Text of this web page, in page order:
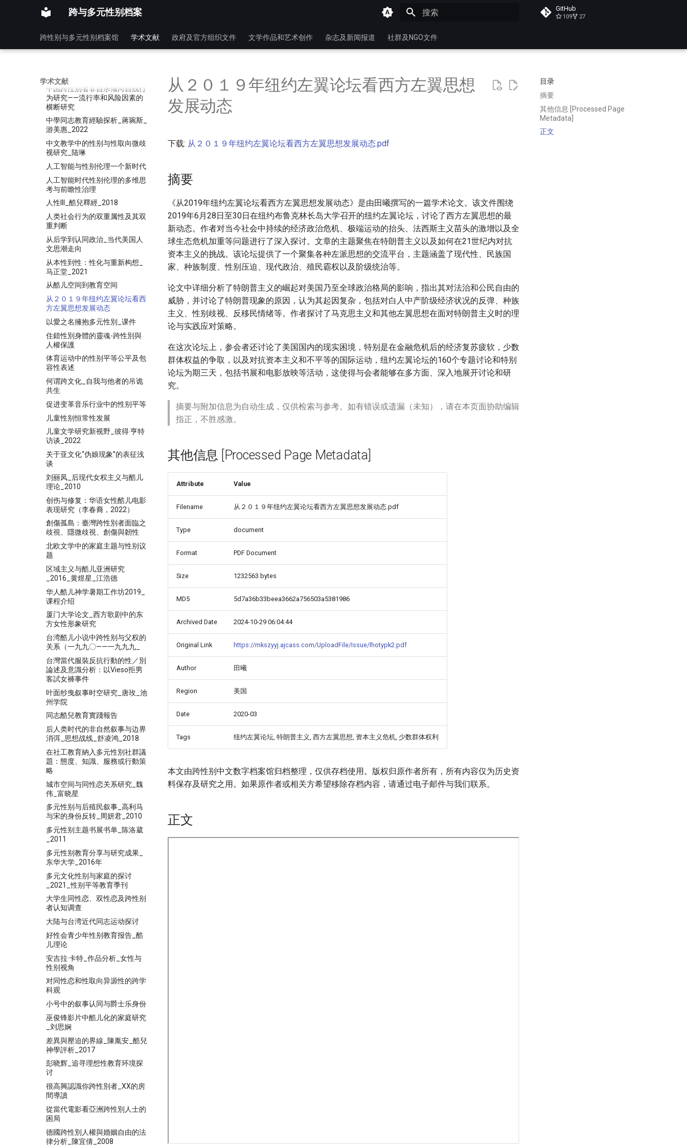
跨与多元性别档案 GitHub
109 27
跨性别与多元性别档案馆 学术文献 政府及官方组织文件 文学作品和艺术创作 杂志及新闻报道 社群及NGO文件
学术文献
个人化的婚姻和家庭
文字版_苏成捷_Z_Library
中国LGBTQ活动家社会分类研究
中国跨性别者非自杀倾向自残行
为研究——流行率和风险因素的
横断研究
中學同志教育經驗探析_蔣琬斯_
游美惠_2022
中文教学中的性别与性取向微歧
视研究_陆琳
人工智能与性别伦理一个新时代
人工智能时代性别伦理的多维思
考与前瞻性治理
人性III_酷兒釋經_2018
人类社会行为的双重属性及其双
重判断
从后学到认同政治_当代美国人
文思潮走向
从本性到性：性化与重新构想_
马正堂_2021
从酷儿空间到教育空间
从２０１９年纽约左翼论坛看西
方左翼思想发展动态
以愛之名擁抱多元性別_课件
住錯性別身體的靈魂-跨性別與
人權保護
体育运动中的性别平等公平及包
容性表述
何谓跨文化_自我与他者的吊诡
共生
促进变革音乐行业中的性别平等
儿童性别恒常性发展
儿童文学研究新视野_彼得·亨特
访谈_2022
关于亚文化“伪娘现象”的表征浅
谈
刘丽凤_后现代女权主义与酷儿
理论_2010
创伤与修复：华语女性酷儿电影
表现研究（李春裔，2022）
創傷孤島：臺灣跨性別者面臨之
歧視、隱微歧視、創傷與韌性
北欧文学中的家庭主题与性别议
题
区域主义与酷儿亚洲研究
_2016_黄煜星_江浩德
华人酷儿神学暑期工作坊2019_
课程介绍
厦门大学论文_西方歌剧中的东
方女性形象研究
台湾酷儿小说中跨性别与父权的
关系（一九九〇——一九九九_
台灣當代服裝反抗行動的性／別
論述及意識分析：以Vieso拒男
客試女褲事件
叶面纱曳叙事时空研究_唐玫_池
州学院
同志酷兒教育實踐報告
后人类时代的非自然叙事与边界
消弭_思想战线_舒凌鸿_2018
在社工教育納入多元性別社群議
題：態度、知識、服務或行動策
略
城市空间与同性恋关系研究_魏
伟_富晓星
多元性别与后殖民叙事_高利马
与宋的身份反转_周妍君_2010
多元性别主题书展书单_陈洛葳
_2011
多元性别教育分享与研究成果_
东华大学_2016年
多元文化性别与家庭的探讨
_2021_性别平等教育季刊
大学生同性恋、双性恋及跨性别
者认知调查
大陆与台湾近代同志运动探讨
好性会青少年性别教育报告_酷
儿理论
安吉拉·卡特_作品分析_女性与
性别视角
对同性恋和性取向异源性的跨学
科观
小号中的叙事认同与爵士乐身份
巫俊锋影片中酷儿化的家庭研究
_刘思娴
差異與壓迫的界線_陳胤安_酷兒
神學評析_2017
彭晓辉_追寻理想性教育环境探
讨
很高興認識你跨性別者_XX的房
間導讀
從當代電影看亞洲跨性別人士的
困局
德國跨性別人權與婚姻自由的法
律分析_陳宜倩_2008
目录
摘要
其他信息 [Processed Page
Metadata]
正文
从２０１９年纽约左翼论坛看西方左翼思想
发展动态
下载: 从２０１９年纽约左翼论坛看西方左翼思想发展动态.pdf
摘要
《从2019年纽约左翼论坛看西方左翼思想发展动态》是由田曦撰写的一篇学术论文。该文件围绕
2019年6月28日至30日在纽约布鲁克林长岛大学召开的纽约左翼论坛，讨论了西方左翼思想的最
新动态。作者对当今社会中持续的经济政治危机、极端运动的抬头、法西斯主义苗头的激增以及全
球生态危机加重等问题进行了深入探讨。文章的主题聚焦在特朗普主义以及如何在21世纪内对抗
资本主义的挑战。该论坛提供了一个聚集各种左派思想的交流平台，主题涵盖了现代性、民族国
家、种族制度、性别压迫、现代政治、殖民霸权以及阶级统治等。
论文中详细分析了特朗普主义的崛起对美国乃至全球政治格局的影响，指出其对法治和公民自由的
威胁，并讨论了特朗普现象的原因，认为其起因复杂，包括对白人中产阶级经济状况的反弹、种族
主义、性别歧视、反移民情绪等。作者探讨了马克思主义和其他左翼思想在面对特朗普主义时的理
论与实践应对策略。
在这次论坛上，参会者还讨论了美国国内的现实困境，特别是在金融危机后的经济复苏疲软，少数
群体权益的争取，以及对抗资本主义和不平等的国际运动，纽约左翼论坛的160个专题讨论和特别
论坛为期三天，包括书展和电影放映等活动，这使得与会者能够在多方面、深入地展开讨论和研
究。
摘要与附加信息为自动生成，仅供检索与参考。如有错误或遗漏（未知），请在本页面协助编辑
指正，不胜感激。
其他信息 [Processed Page Metadata]
Attribute Value
Filename 从２０１９年纽约左翼论坛看西方左翼思想发展动态.pdf
Type document
Format PDF Document
Size 1232563 bytes
MD5 5d7a36b33beea3662a756503a5381986
Archived Date 2024-10-29 06:04:44
Original Link https://mkszyyj.ajcass.com/UploadFile/Issue/lhotypk2.pdf
Author 田曦
Region 美国
Date 2020-03
Tags 纽约左翼论坛, 特朗普主义, 西方左翼思想, 资本主义危机, 少数群体权利
本文由跨性别中文数字档案馆归档整理，仅供存档使用。版权归原作者所有，所有内容仅为历史资
料保存及研究之用。如果原作者或相关方希望移除存档内容，请通过电子邮件与我们联系。
正文